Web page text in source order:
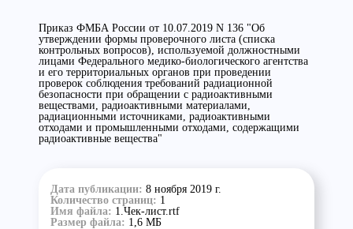
Приказ ФМБА России от 10.07.2019 N 136 "Об
утверждении формы проверочного листа (списка
контрольных вопросов), используемой должностными
лицами Федерального медико-биологического агентства
и его территориальных органов при проведении
проверок соблюдения требований радиационной
безопасности при обращении с радиоактивными
веществами, радиоактивными материалами,
радиационными источниками, радиоактивными
отходами и промышленными отходами, содержащими
радиоактивные вещества"
Дата публикации: 8 ноября 2019 г.
Количество страниц: 1
Имя файла: 1.Чек-лист.rtf
Размер файла: 1,6 МБ